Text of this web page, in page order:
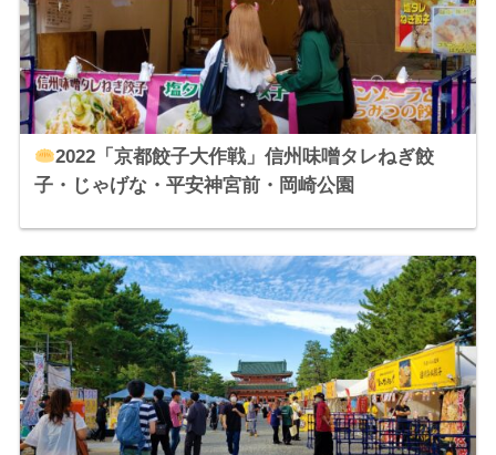
2022「京都餃子大作戦」信州味噌タレねぎ餃
子・じゃげな・平安神宮前・岡崎公園